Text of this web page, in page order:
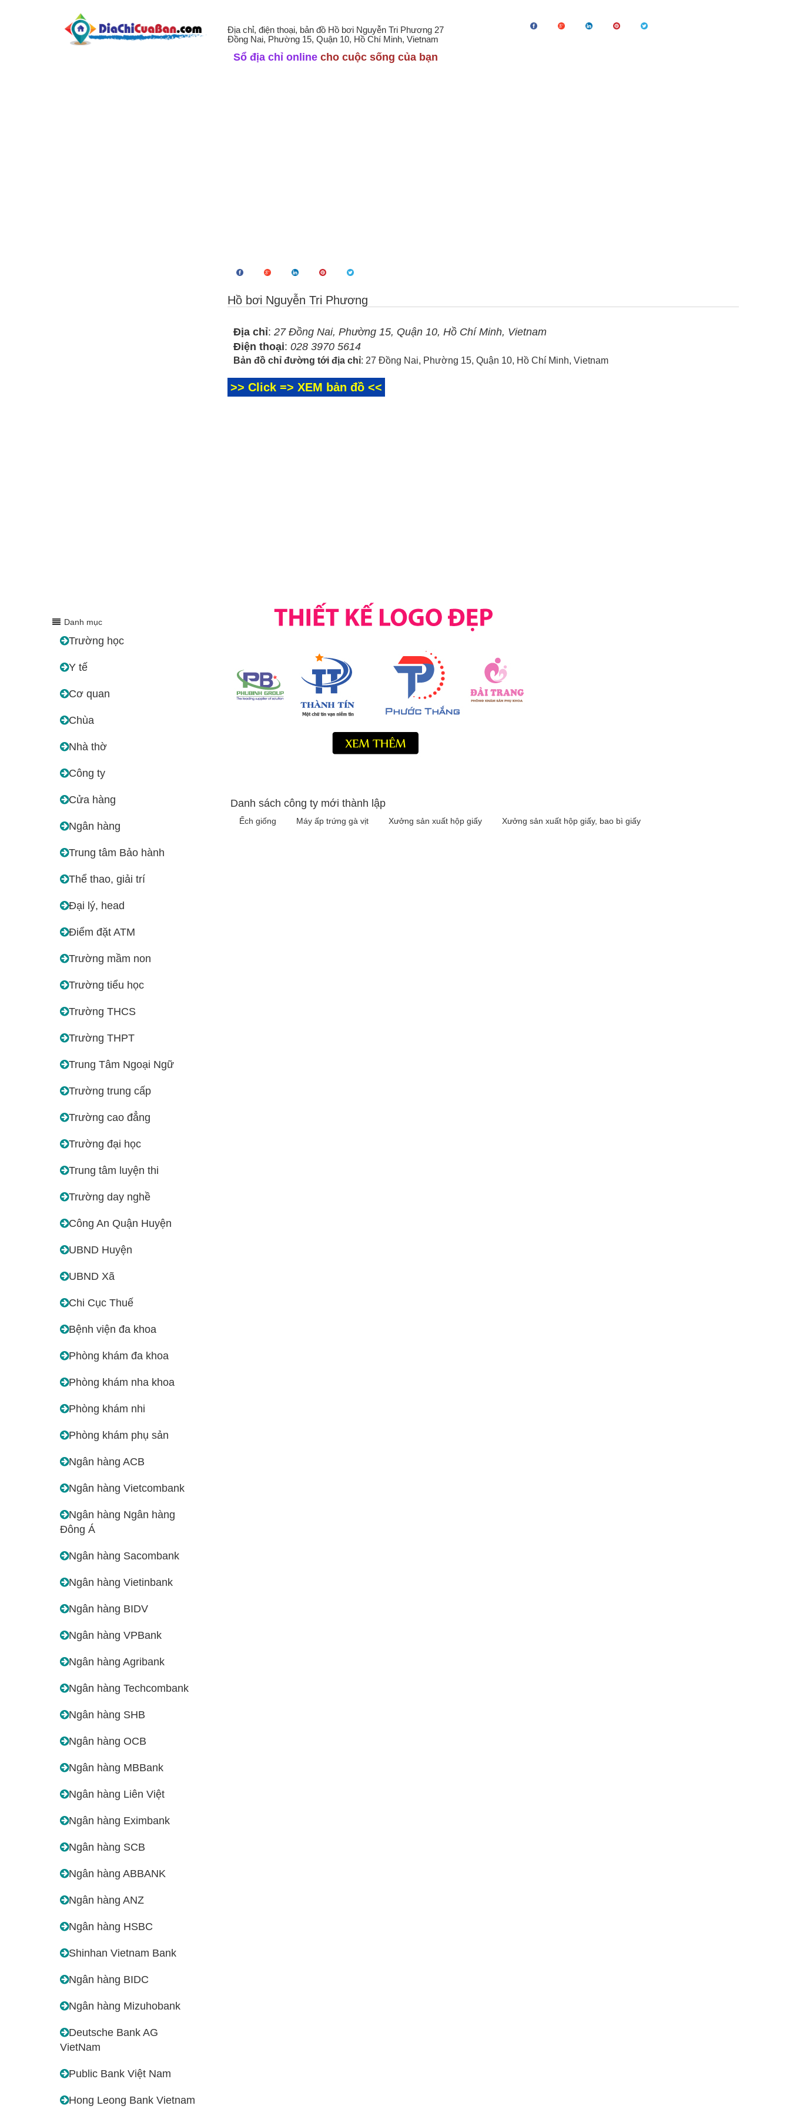
Địa chỉ, điện thoại, bản đồ Hồ bơi Nguyễn Tri Phương 27
Đồng Nai, Phường 15, Quận 10, Hồ Chí Minh, Vietnam
Sổ địa chỉ online cho cuộc sống của bạn
Hồ bơi Nguyễn Tri Phương
Địa chỉ: 27 Đồng Nai, Phường 15, Quận 10, Hồ Chí Minh, Vietnam
Điện thoại: 028 3970 5614
Bản đồ chỉ đường tới địa chỉ: 27 Đồng Nai, Phường 15, Quận 10, Hồ Chí Minh, Vietnam
>> Click => XEM bản đồ <<
Danh sách công ty mới thành lập
Ếch giống Máy ấp trứng gà vịt Xưởng sản xuất hộp giấy Xưởng sản xuất hộp giấy, bao bì giấy
Danh mục
Trường học
Y tế
Cơ quan
Chùa
Nhà thờ
Công ty
Cửa hàng
Ngân hàng
Trung tâm Bảo hành
Thể thao, giải trí
Đại lý, head
Điểm đặt ATM
Trường mầm non
Trường tiểu học
Trường THCS
Trường THPT
Trung Tâm Ngoại Ngữ
Trường trung cấp
Trường cao đẳng
Trường đại học
Trung tâm luyện thi
Trường day nghề
Công An Quận Huyện
UBND Huyện
UBND Xã
Chi Cục Thuế
Bệnh viện đa khoa
Phòng khám đa khoa
Phòng khám nha khoa
Phòng khám nhi
Phòng khám phụ sản
Ngân hàng ACB
Ngân hàng Vietcombank
Ngân hàng Ngân hàng
Đông Á
Ngân hàng Sacombank
Ngân hàng Vietinbank
Ngân hàng BIDV
Ngân hàng VPBank
Ngân hàng Agribank
Ngân hàng Techcombank
Ngân hàng SHB
Ngân hàng OCB
Ngân hàng MBBank
Ngân hàng Liên Việt
Ngân hàng Eximbank
Ngân hàng SCB
Ngân hàng ABBANK
Ngân hàng ANZ
Ngân hàng HSBC
Shinhan Vietnam Bank
Ngân hàng BIDC
Ngân hàng Mizuhobank
Deutsche Bank AG
VietNam
Public Bank Việt Nam
Hong Leong Bank Vietnam